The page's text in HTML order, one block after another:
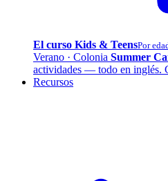
El curso Kids & TeensPor
Verano · Colonia Summer
actividades — todo en inglés.
Recursos